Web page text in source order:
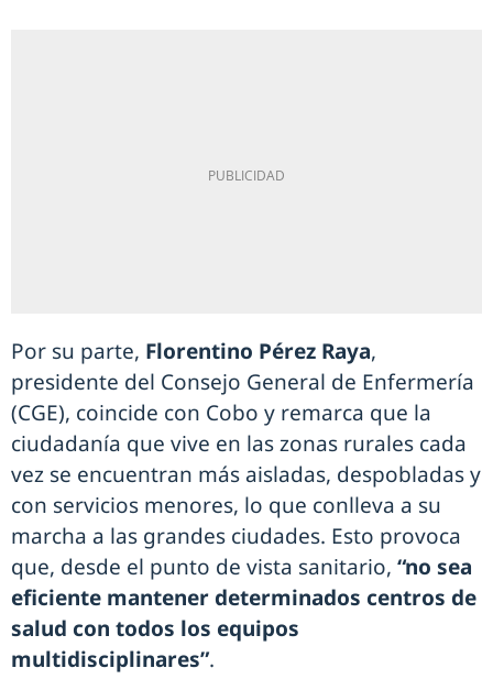
Por su parte, Florentino Pérez Raya,
presidente del Consejo General de Enfermería
(CGE), coincide con Cobo y remarca que la
ciudadanía que vive en las zonas rurales cada
vez se encuentran más aisladas, despobladas y
con servicios menores, lo que conlleva a su
marcha a las grandes ciudades. Esto provoca
que, desde el punto de vista sanitario, “no sea
eficiente mantener determinados centros de
salud con todos los equipos
multidisciplinares”.